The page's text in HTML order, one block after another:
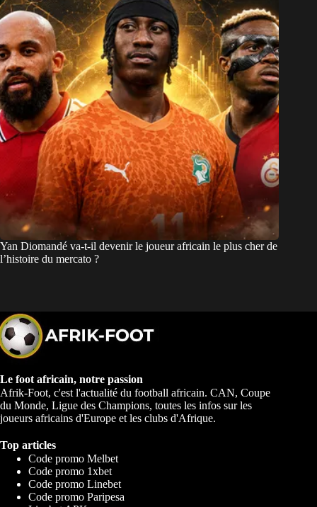
Yan Diomandé va-t-il devenir le joueur africain le plus cher de
l’histoire du mercato ?
Le foot africain, notre passion
Afrik-Foot, c'est l'actualité du football africain. CAN, Coupe
du Monde, Ligue des Champions, toutes les infos sur les
joueurs africains d'Europe et les clubs d'Afrique.
Top articles
Code promo Melbet
Code promo 1xbet
Code promo Linebet
Code promo Paripesa